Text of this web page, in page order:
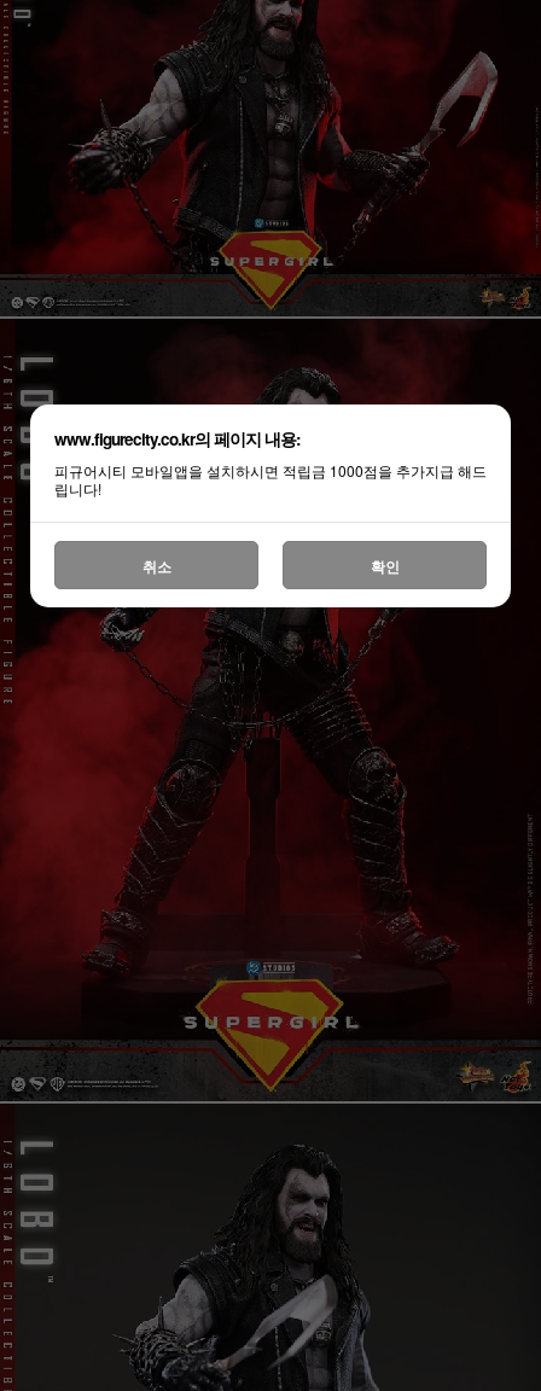
www.figurecity.co.kr의 페이지 내용:
피규어시티 모바일앱을 설치하시면 적립금 1000점을 추가지급 해드
립니다!
취소 확인